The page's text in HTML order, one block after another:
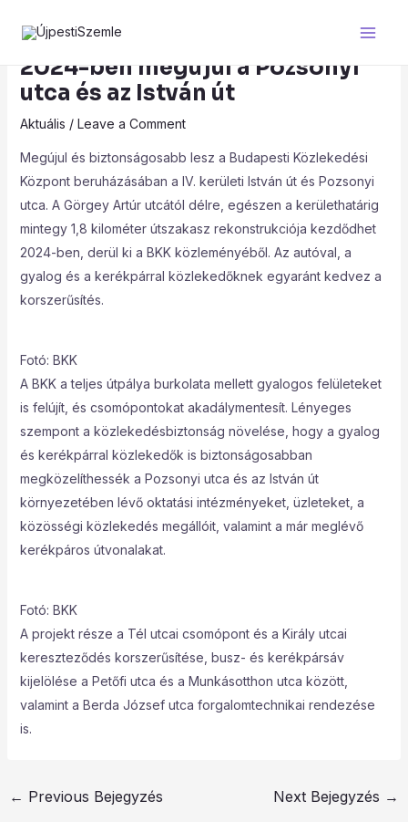
2024-ben megújul a Pozsonyi
utca és az István út
Aktuális / Leave a Comment
Megújul és biztonságosabb lesz a Budapesti Közlekedési
Központ beruházásában a IV. kerületi István út és Pozsonyi
utca. A Görgey Artúr utcától délre, egészen a kerülethatárig
mintegy 1,8 kilométer útszakasz rekonstrukciója kezdődhet
2024-ben, derül ki a BKK közleményéből. Az autóval, a
gyalog és a kerékpárral közlekedőknek egyaránt kedvez a
korszerűsítés.
Fotó: BKK
A BKK a teljes útpálya burkolata mellett gyalogos felületeket
is felújít, és csomópontokat akadálymentesít. Lényeges
szempont a közlekedésbiztonság növelése, hogy a gyalog
és kerékpárral közlekedők is biztonságosabban
megközelíthessék a Pozsonyi utca és az István út
környezetében lévő oktatási intézményeket, üzleteket, a
közösségi közlekedés megállóit, valamint a már meglévő
kerékpáros útvonalakat.
Fotó: BKK
A projekt része a Tél utcai csomópont és a Király utcai
kereszteződés korszerűsítése, busz- és kerékpársáv
kijelölése a Petőfi utca és a Munkásotthon utca között,
valamint a Berda József utca forgalomtechnikai rendezése
is.
navigation
← Previous Bejegyzés Next Bejegyzés →